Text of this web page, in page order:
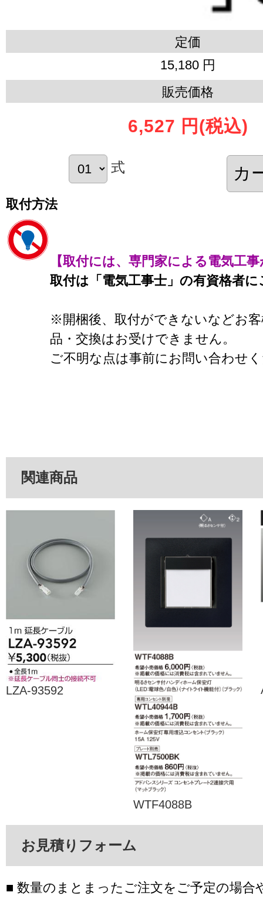
定価
15,180 円
販売価格
6,527 円 (税込)
式
取付方法
【取付には、専門家による電気工
取付は「電気工事士」の有資格者
※開梱後、取付ができないなどお
品・交換はお受けできません。
ご不明な点は事前にお問い合わせ
関連商品
LZA-93592
WTF4088B
お見積りフォーム
■ 数量のまとまったご注文をご予定の場合